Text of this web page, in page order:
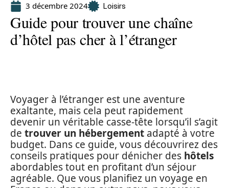
3 décembre 2024 Loisirs
Guide pour trouver une chaîne
d’hôtel pas cher à l’étranger
Voyager à l’étranger est une aventure
exaltante, mais cela peut rapidement
devenir un véritable casse-tête lorsqu’il s’agit
de trouver un hébergement adapté à votre
budget. Dans ce guide, vous découvrirez des
conseils pratiques pour dénicher des hôtels
abordables tout en profitant d’un séjour
agréable. Que vous planifiez un voyage en